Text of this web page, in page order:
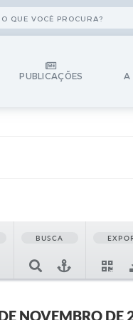
PUBLICAÇÕES A
BUSCA
NOVEMBRO DE